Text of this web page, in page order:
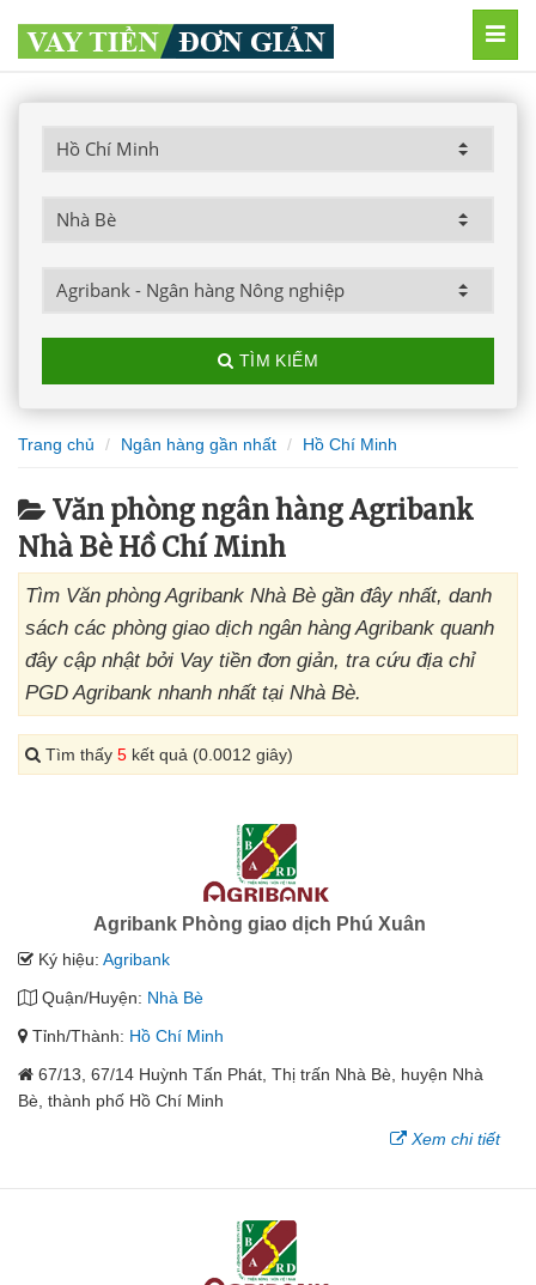
TÌM KIẾM
Trang chủ Ngân hàng gần nhất Hồ Chí Minh
Văn phòng ngân hàng Agribank
Nhà Bè Hồ Chí Minh
Tìm Văn phòng Agribank Nhà Bè gần đây nhất, danh
sách các phòng giao dịch ngân hàng Agribank quanh
đây cập nhật bởi Vay tiền đơn giản, tra cứu địa chỉ
PGD Agribank nhanh nhất tại Nhà Bè.
Tìm thấy 5 kết quả (0.0012 giây)
Agribank Phòng giao dịch Phú Xuân
Ký hiệu: Agribank
Quận/Huyện: Nhà Bè
Tỉnh/Thành: Hồ Chí Minh
67/13, 67/14 Huỳnh Tấn Phát, Thị trấn Nhà Bè, huyện Nhà
Bè, thành phố Hồ Chí Minh
Xem chi tiết